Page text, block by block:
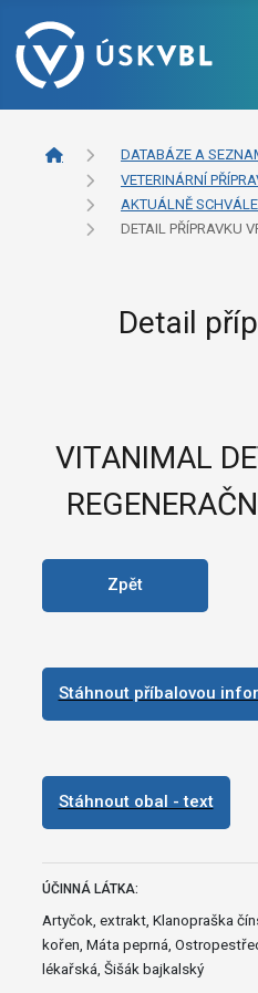
DATABÁZE A
VETERINÁRNÍ
AKTUÁLNĚ
DETAIL PŘÍPRAVKU
Detail
VITANIMAL
Zpět
Stáhnout příbalovou
Stáhnout obal - text
ÚČINNÁ LÁTKA:
Artyčok, extrakt, Klanopraška
kořen, Máta peprná,
lékařská, Šišák bajkalský